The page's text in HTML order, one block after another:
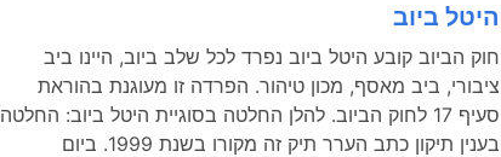
היטל ביוב
חוק הביוב קובע היטל ביוב נפרד לכל שלב ביוב, היינו ביב
ציבורי, ביב מאסף, מכון טיהור. הפרדה זו מעוגנת בהוראת
סעיף 17 לחוק הביוב. להלן החלטה בסוגיית היטל ביוב: החלטה
בענין תיקון כתב הערר תיק זה מקורו בשנת 1999. ביום